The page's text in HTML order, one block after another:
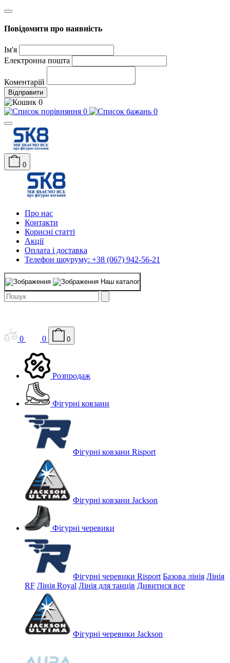
Повідомити про наявність
Ім'я
Електронна пошта
Коментарій
Відправити
0
0
0
0
Про нас
Контакти
Корисні статті
Акції
Оплата і доставка
Телефон шоуруму: +38 (067) 942-56-21
Наш каталог
0 0 0
Розпродаж
Фігурні ковзани
Фігурні ковзани Risport
Фігурні ковзани Jackson
Фігурні черевики
Фігурні черевики Risport Базова лінія Лінія
RF Лінія Royal Лінія для танців Дивитися все
Фігурні черевики Jackson